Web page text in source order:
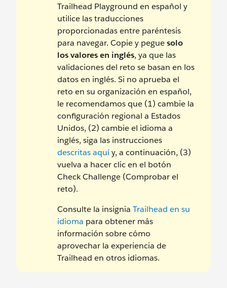
Trailhead Playground en español y
utilice las traducciones
proporcionadas entre paréntesis
para navegar. Copie y peguesolo
los valores en inglés, ya que las
validaciones del reto se basan en los
datos en inglés. Si no aprueba el
reto en su organización en español,
le recomendamos que (1) cambie la
configuración regional a Estados
Unidos, (2) cambie el idioma a
inglés, siga las instrucciones
descritas aquíy, a continuación, (3)
vuelva a hacer clic en el botón
Check Challenge (Comprobar el
reto).
Consulte la insignia Trailhead en su
idioma para obtener más
información sobre cómo
aprovechar la experiencia de
Trailhead en otros idiomas.